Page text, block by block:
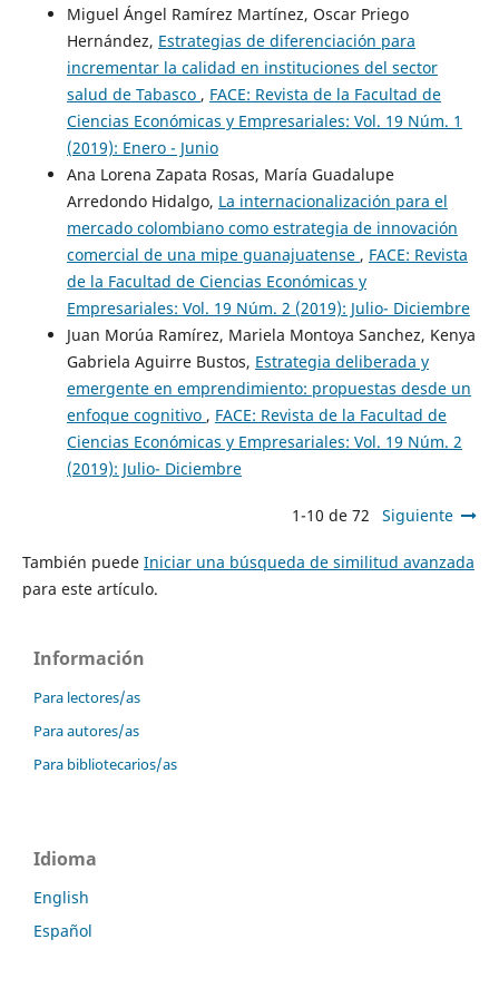
Miguel Ángel Ramírez Martínez, Oscar Priego
Hernández, Estrategias de diferenciación para
incrementar la calidad en instituciones del sector
salud de Tabasco , FACE: Revista de la Facultad de
Ciencias Económicas y Empresariales: Vol. 19 Núm. 1
(2019): Enero - Junio
Ana Lorena Zapata Rosas, María Guadalupe
Arredondo Hidalgo, La internacionalización para el
mercado colombiano como estrategia de innovación
comercial de una mipe guanajuatense , FACE: Revista
de la Facultad de Ciencias Económicas y
Empresariales: Vol. 19 Núm. 2 (2019): Julio- Diciembre
Juan Morúa Ramírez, Mariela Montoya Sanchez, Kenya
Gabriela Aguirre Bustos, Estrategia deliberada y
emergente en emprendimiento: propuestas desde un
enfoque cognitivo , FACE: Revista de la Facultad de
Ciencias Económicas y Empresariales: Vol. 19 Núm. 2
(2019): Julio- Diciembre
1-10 de 72 Siguiente
También puede Iniciar una búsqueda de similitud avanzada
para este artículo.
Información
Para lectores/as
Para autores/as
Para bibliotecarios/as
Idioma
English
Español